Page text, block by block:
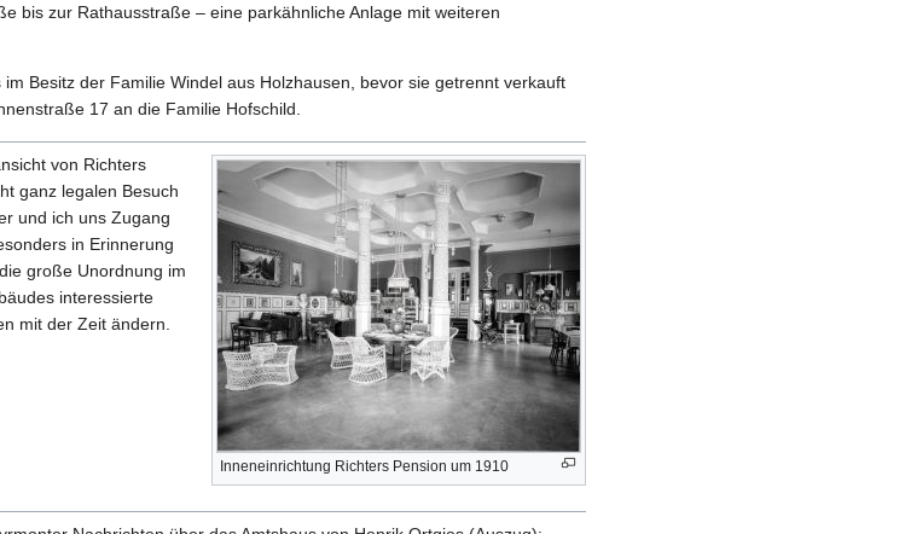
bis zur Rathausstraße – eine parkähnliche Anlage mit weiteren
Besitz der Familie Windel aus Holzhausen, bevor sie getrennt verkauft
17 an die Familie Hofschild.
Inneneinrichtung Richters Pension um 1910
von Richters
ganz legalen Besuch
und ich uns Zugang
in Erinnerung
große Unordnung im
interessierte
mit der Zeit ändern.